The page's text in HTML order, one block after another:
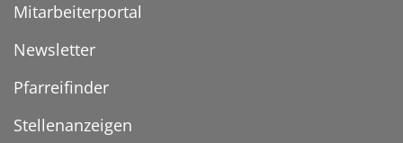
Mitarbeiterportal
Newsletter
Pfarreifinder
Stellenanzeigen